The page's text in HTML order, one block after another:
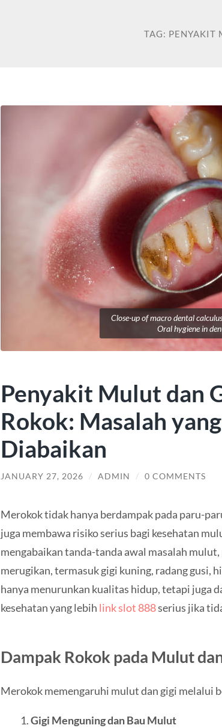
TAG: PENYAKIT
Close-up of macro dental
Oral hygiene in
Penyakit Mulut dan
Rokok: Masalah
Diabaikan
JANUARY 27, 2026 / ADMIN / 0 COMMENTS
Merokok tidak hanya berdampak pada paru-
juga membawa risiko serius bagi kesehatan
mengabaikan tanda-tanda awal masalah
merugikan, termasuk gigi kuning, radang gusi,
hanya menurunkan kualitas hidup, tetapi juga
kesehatan yang lebih link slot 888serius jika
Dampak Rokok pada Mulut
Merokok memengaruhi mulut dan gigi melalui
Gigi Menguning dan Bau Mulut